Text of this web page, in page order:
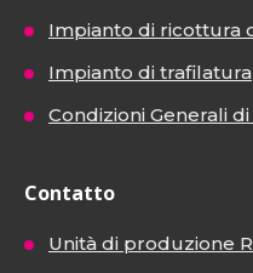
Impianto di ricottura
Impianto di trafilatura
Condizioni Generali
Contatto
Unità di produzione